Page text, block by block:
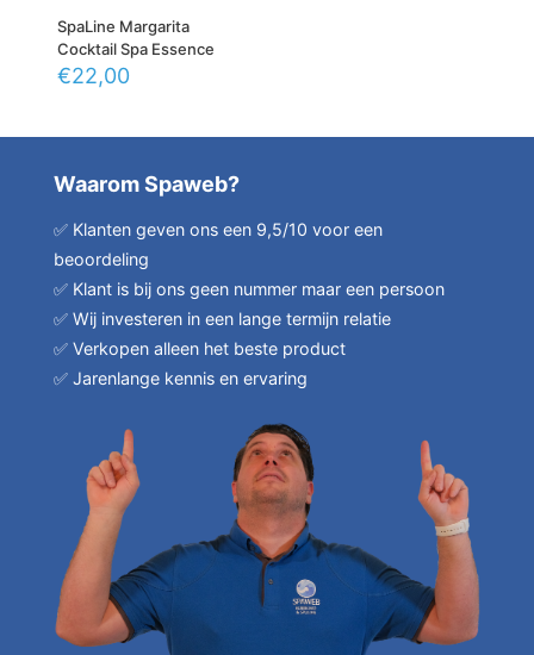
SpaLine Margarita
Cocktail Spa Essence
€22,00
Waarom Spaweb?
✅ Klanten geven ons een 9,5/10 voor een
beoordeling
✅ Klant is bij ons geen nummer maar een persoon
✅ Wij investeren in een lange termijn relatie
✅ Verkopen alleen het beste product
✅ Jarenlange kennis en ervaring